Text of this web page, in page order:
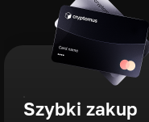
Szybki zakup